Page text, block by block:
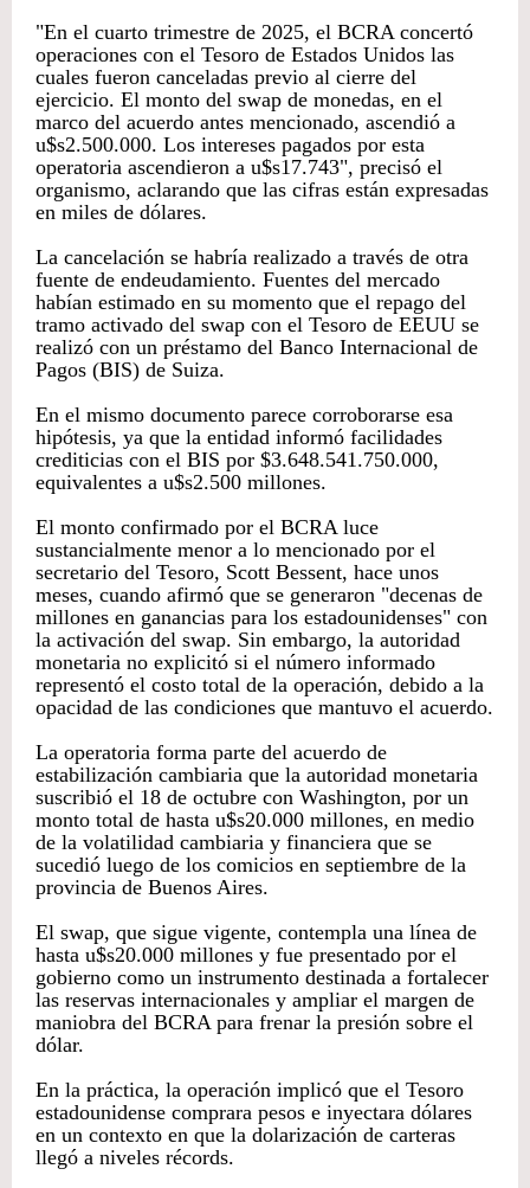
"En el cuarto trimestre de 2025, el BCRA concertó
operaciones con el Tesoro de Estados Unidos las
cuales fueron canceladas previo al cierre del
ejercicio. El monto del swap de monedas, en el
marco del acuerdo antes mencionado, ascendió a
u$s2.500.000. Los intereses pagados por esta
operatoria ascendieron a u$s17.743", precisó el
organismo, aclarando que las cifras están expresadas
en miles de dólares.
La cancelación se habría realizado a través de otra
fuente de endeudamiento. Fuentes del mercado
habían estimado en su momento que el repago del
tramo activado del swap con el Tesoro de EEUU se
realizó con un préstamo del Banco Internacional de
Pagos (BIS) de Suiza.
En el mismo documento parece corroborarse esa
hipótesis, ya que la entidad informó facilidades
crediticias con el BIS por $3.648.541.750.000,
equivalentes a u$s2.500 millones.
El monto confirmado por el BCRA luce
sustancialmente menor a lo mencionado por el
secretario del Tesoro, Scott Bessent, hace unos
meses, cuando afirmó que se generaron "decenas de
millones en ganancias para los estadounidenses" con
la activación del swap. Sin embargo, la autoridad
monetaria no explicitó si el número informado
representó el costo total de la operación, debido a la
opacidad de las condiciones que mantuvo el acuerdo.
La operatoria forma parte del acuerdo de
estabilización cambiaria que la autoridad monetaria
suscribió el 18 de octubre con Washington, por un
monto total de hasta u$s20.000 millones, en medio
de la volatilidad cambiaria y financiera que se
sucedió luego de los comicios en septiembre de la
provincia de Buenos Aires.
El swap, que sigue vigente, contempla una línea de
hasta u$s20.000 millones y fue presentado por el
gobierno como un instrumento destinada a fortalecer
las reservas internacionales y ampliar el margen de
maniobra del BCRA para frenar la presión sobre el
dólar.
En la práctica, la operación implicó que el Tesoro
estadounidense comprara pesos e inyectara dólares
en un contexto en que la dolarización de carteras
llegó a niveles récords.